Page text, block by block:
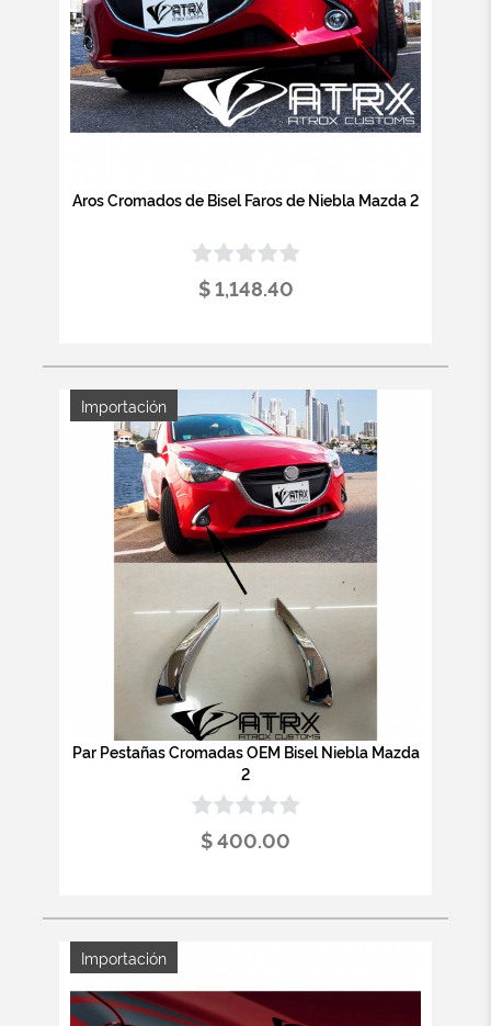
Aros Cromados de Bisel Faros de Niebla Mazda 2
$ 1,148.40
Importación
Par Pestañas Cromadas OEM Bisel Niebla Mazda
2
$ 400.00
Importación